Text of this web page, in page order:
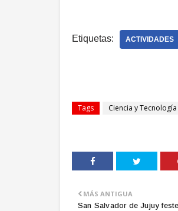
Etiquetas: ACTIVIDADES
Tags Ciencia y Tecnología
MÁS ANTIGUA
San Salvador de Jujuy